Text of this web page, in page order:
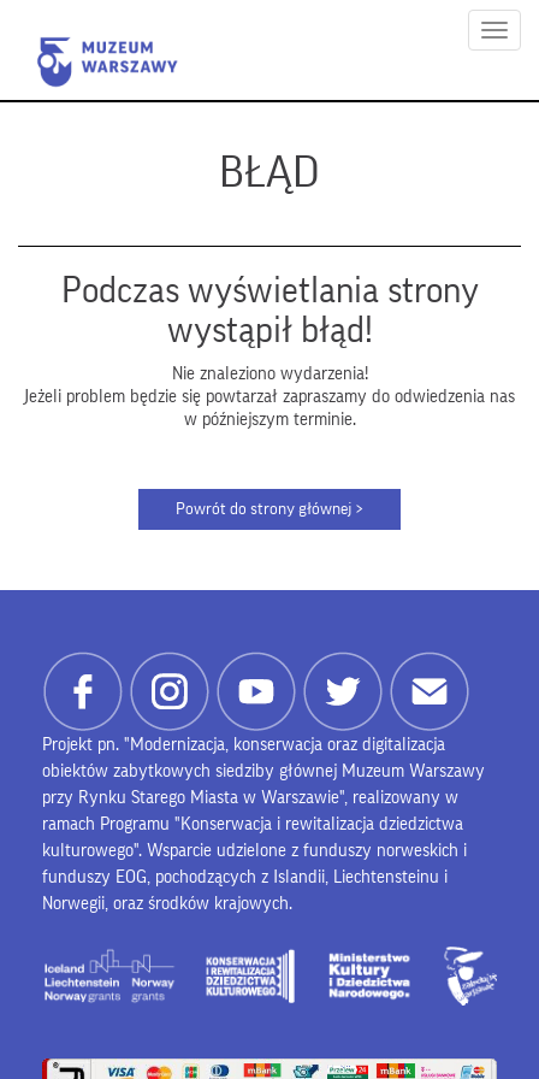
Menu
BŁĄD
Podczas wyświetlania strony
wystąpił błąd!
Nie znaleziono wydarzenia!
Jeżeli problem będzie się powtarzał zapraszamy do odwiedzenia nas
w późniejszym terminie.
Projekt pn. "Modernizacja, konserwacja oraz digitalizacja
obiektów zabytkowych siedziby głównej Muzeum Warszawy
przy Rynku Starego Miasta w Warszawie", realizowany w
ramach Programu "Konserwacja i rewitalizacja dziedzictwa
kulturowego". Wsparcie udzielone z funduszy norweskich i
funduszy EOG, pochodzących z Islandii, Liechtensteinu i
Norwegii, oraz środków krajowych.